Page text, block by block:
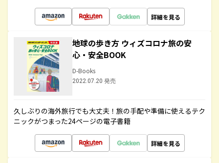
詳細を見る
地球の歩き方 ウィズコロナ旅の安
心・安全BOOK
D-Books
2022.07.20 発売
久しぶりの海外旅行でも大丈夫！旅の手配や準備に使えるテク
ニックがつまった24ページの電子書籍
詳細を見る